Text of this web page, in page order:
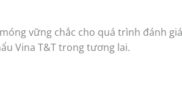
vững chắc cho quá trình đánh
Vina T&T trong tương lai.